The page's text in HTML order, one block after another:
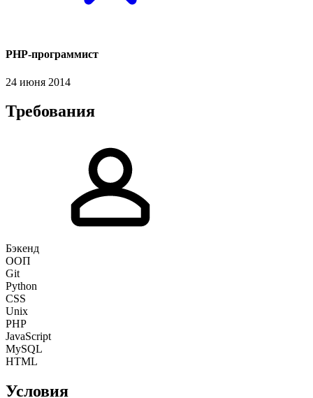
PHP-программист
24 июня 2014
Требования
Бэкенд
ООП
Git
Python
CSS
Unix
PHP
JavaScript
MySQL
HTML
Условия